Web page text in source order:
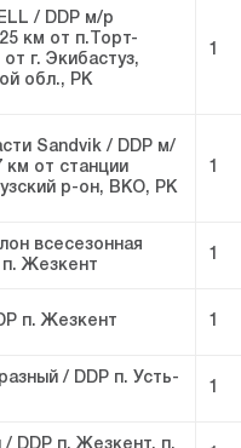
/ DDP м/р
км от п.Торт-
г. Экибастуз,
обл., РК
1
Sandvik / DDP м/
км от станции
р-он, ВКО, РК
1
всесезонная
п. Жезкент
1
п. Жезкент 1
/ DDP п. Усть-
1